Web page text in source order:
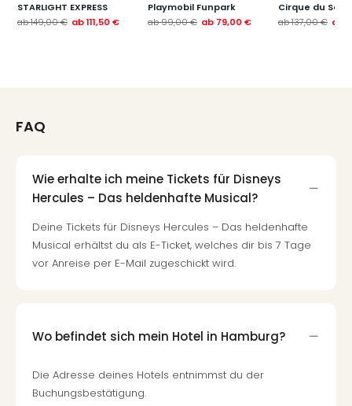
STARLIGHT EXPRESS
ab149,00 € ab111,50 €
Playmobil Funpark
ab99,00 € ab 79,00 €
Cirque du Soleil
ab137,00 € ab
FAQ
Wie erhalte ich meine Tickets für Disneys
Hercules – Das heldenhafte Musical?
Deine Tickets für Disneys Hercules – Das heldenhafte
Musical erhältst du als E-Ticket, welches dir bis 7 Tage
vor Anreise per E-Mail zugeschickt wird.
Wo befindet sich mein Hotel in Hamburg?
Die Adresse deines Hotels entnimmst du der
Buchungsbestätigung.